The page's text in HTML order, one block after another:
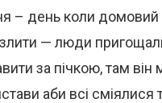
– день коли
— люди
за пічкою, там
аби всі